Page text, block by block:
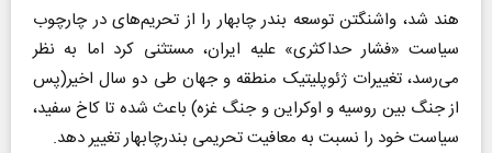
هند شد، واشنگتن توسعه بندر چابهار را از تحریم‌های در چارچوب
سیاست «فشار حداکثری» علیه ایران، مستثنی کرد اما به نظر
می‌رسد، تغییرات ژئوپلیتیک منطقه و جهان طی دو سال اخیر(‌پس
از جنگ بین روسیه و اوکراین و جنگ غزه) باعث شده تا کاخ سفید،
سیاست خود را نسبت به معافیت تحریمی بندر‌چابهار تغییر دهد.